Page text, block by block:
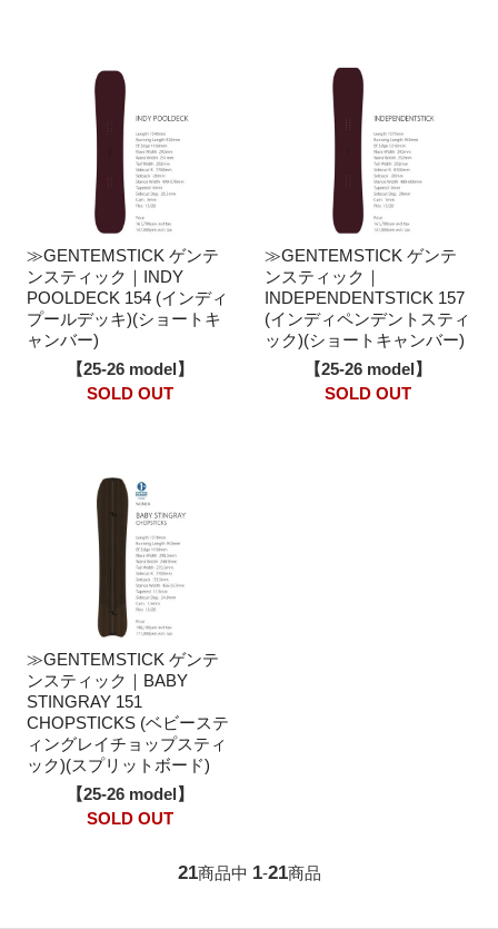
≫GENTEMSTICK ゲンテ
ンスティック｜INDY
POOLDECK 154 (インディ
プールデッキ)(ショートキ
ャンバー)
【25-26 model】
SOLD OUT
≫GENTEMSTICK ゲンテ
ンスティック｜
INDEPENDENTSTICK 157
(インディペンデントスティ
ック)(ショートキャンバー)
【25-26 model】
SOLD OUT
≫GENTEMSTICK ゲンテ
ンスティック｜BABY
STINGRAY 151
CHOPSTICKS (ベビーステ
ィングレイチョップスティ
ック)(スプリットボード)
【25-26 model】
SOLD OUT
21商品中 1-21商品